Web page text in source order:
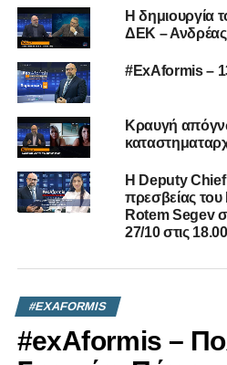
Η δημιουργία
ΔΕΚ – Ανδρέας
#ExAformis –
Κραυγή
Η Deputy
πρεσβείας
Rotem Segev
27/10 στις 18.00
#EXAFORMIS
#exAformis –